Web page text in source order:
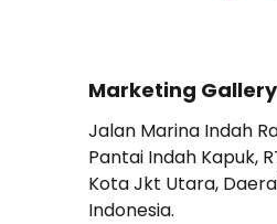
Marketing Gallery
Jalan Marina Indah
Pantai Indah Kapuk,
Kota Jkt Utara,
Indonesia.